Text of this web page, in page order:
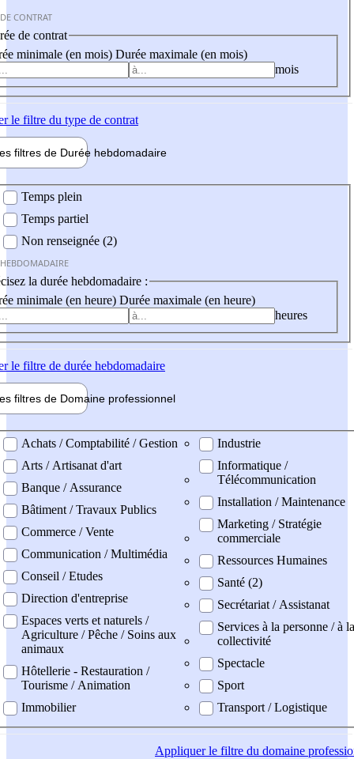
CONTRAT
de contrat
minimale (en mois) Durée maximale (en mois)
mois
le filtre du type de contrat
filtres de Durée hebdomadaire
Temps plein
Temps partiel
Non renseignée (2)
la durée hebdomadaire :
minimale (en heure) Durée maximale (en heure)
heures
le filtre de durée hebdomadaire
filtres de Domaine professionnel
professionel
Achats / Comptabilité / Gestion
Arts / Artisanat d'art
Banque / Assurance
Bâtiment / Travaux Publics
Commerce / Vente
Communication / Multimédia
Conseil / Etudes
Direction d'entreprise
Espaces verts et naturels /
Agriculture / Pêche / Soins aux
animaux
Hôtellerie - Restauration /
Tourisme / Animation
Immobilier
Industrie
Informatique /
Télécommunication
Installation / Maintenance
Marketing / Stratégie
commerciale
Ressources Humaines
Santé (2)
Secrétariat / Assistanat
Services à la personne / à la
collectivité
Spectacle
Sport
Transport / Logistique
Appliquerle filtre du domaine